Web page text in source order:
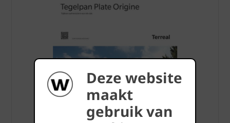
Deze website
maakt
gebruik van